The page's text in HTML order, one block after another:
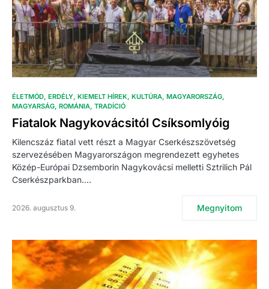
ÉLETMÓD ERDÉLY KIEMELT HÍREK KULTÚRA MAGYARORSZÁG
MAGYARSÁG ROMÁNIA TRADÍCIÓ
Fiatalok Nagykovácsitól Csíksomlyóig
Kilencszáz fiatal vett részt a Magyar Cserkészszövetség
szervezésében Magyarországon megrendezett egyhetes
Közép-Európai Dzsemborin Nagykovácsi melletti Sztrilich Pál
Cserkészparkban.…
2026. augusztus 9. Megnyitom